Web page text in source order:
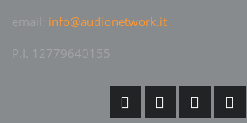
email: info@audionetwork.it
P.I. 12779640155